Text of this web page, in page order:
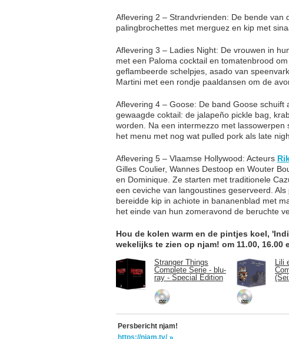
Aflevering 2 – Strandvrienden: De bende van
palingbrochettes met merguez en kip met
Aflevering 3 – Ladies Night: De vrouwen in
met een Paloma cocktail en tomatenbrood
geflambeerde schelpjes, asado van
Martini met een rondje paaldansen om de
Aflevering 4 – Goose: De band Goose schuift
gewaagde coktail: de jalapeño pickle bag,
worden. Na een intermezzo met
het menu met nog wat pulled pork als late
Aflevering 5 – Vlaamse Hollywood: Acteurs
Gilles Coulier, Wannes Destoop en Wouter
en Dominique. Ze starten met traditionele
een ceviche van langoustines geserveerd.
bereidde kip in achiote in bananenblad met
het einde van hun zomeravond de beruchte
Hou de kolen warm en de pintjes koel,
wekelijks te zien op njam! om 11.00, 16.00
Stranger Things
Complete Serie - blu-
ray - Special Edition
Persbericht njam!
https://njam.tv/